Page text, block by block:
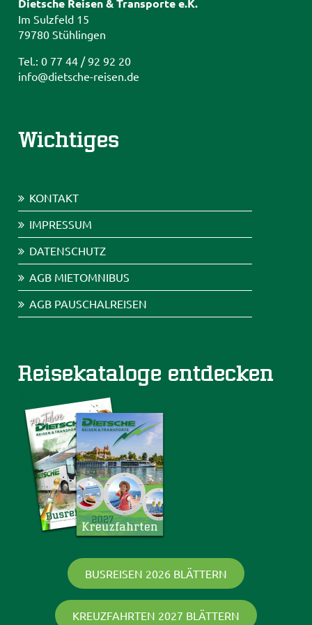
Dietsche Reisen & Transporte e.K.
Im Sulzfeld 15
79780 Stühlingen
Tel.: 0 77 44 / 92 92 20
info@dietsche-reisen.de
Wichtiges
KONTAKT
IMPRESSUM
DATENSCHUTZ
AGB MIETOMNIBUS
AGB PAUSCHALREISEN
Reisekataloge entdecken
BUSREISEN 2026 BLÄTTERN
KREUZFAHRTEN 2027 BLÄTTERN